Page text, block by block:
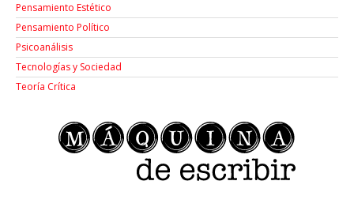
Pensamiento Estético
Pensamiento Político
Psicoanálisis
Tecnologías y Sociedad
Teoría Crítica